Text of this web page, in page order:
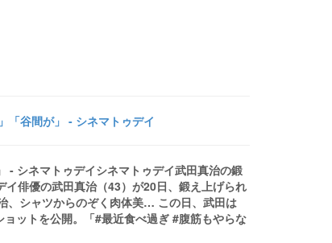
「谷間が」 - シネマトゥデイ
- シネマトゥデイシネマトゥデイ武田真治の鍛
俳優の武田真治（43）が20日、鍛え上げられ
、シャツからのぞく肉体美… この日、武田は
ットを公開。「#最近食べ過ぎ #腹筋もやらな